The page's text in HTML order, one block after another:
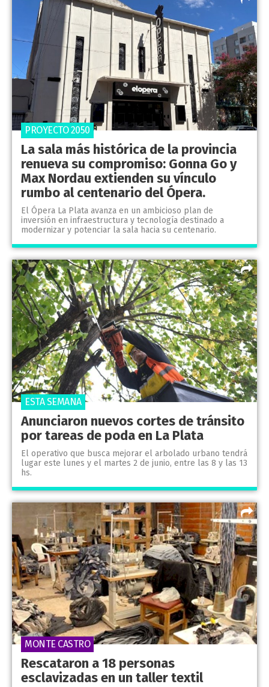
La sala más histórica de la provincia
renueva su compromiso: Gonna Go y
Max Nordau extienden su vínculo
rumbo al centenario del Ópera.
El Ópera La Plata avanza en un ambicioso plan de
inversión en infraestructura y tecnología destinado a
modernizar y potenciar la sala hacia su centenario.
PROYECTO 2050
Anunciaron nuevos cortes de tránsito
por tareas de poda en La Plata
El operativo que busca mejorar el arbolado urbano tendrá
lugar este lunes y el martes 2 de junio, entre las 8 y las 13
hs.
ESTA SEMANA
Rescataron a 18 personas
esclavizadas en un taller textil
MONTE CASTRO